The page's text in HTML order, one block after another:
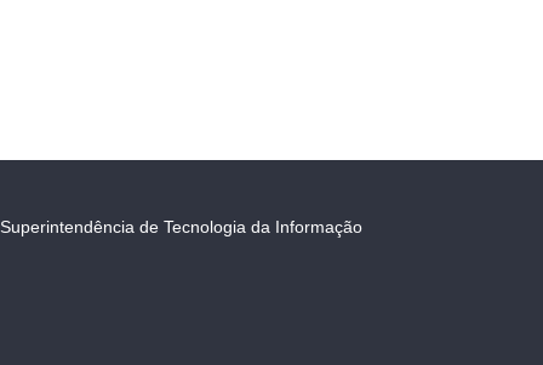
Superintendência de Tecnologia da Informação